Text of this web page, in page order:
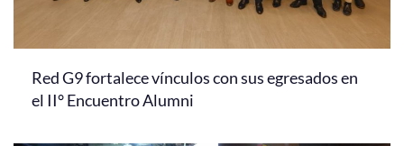
Red G9 fortalece vínculos con sus egresados en
el II° Encuentro Alumni